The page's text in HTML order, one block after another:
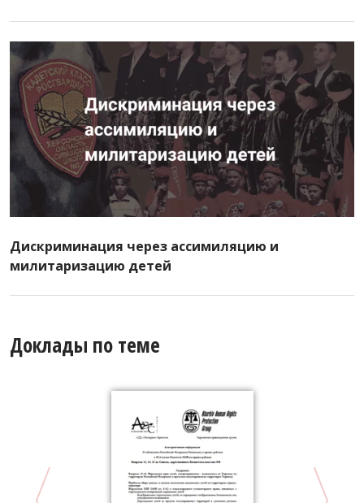
Дискриминация через ассимиляцию и
милитаризацию детей
Доклады по теме